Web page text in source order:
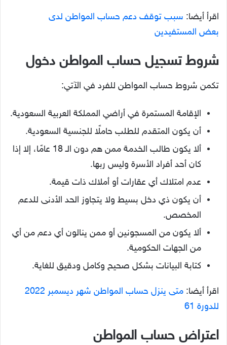
اقرأ أيضا: سبب توقف دعم حساب المواطن لدى
بعض المستفيدين
شروط تسجيل حساب المواطن دخول
تكمن شروط حساب المواطن للفرد في الآتي:
الإقامة المستمرة في أراضي المملكة العربية السعودية.
أن يكون المتقدم للطلب حاملًا للجنسية السعودية.
ألا يكون طالب الخدمة ممن هم دون الـ 18 عامًا، إلا إذا
كان أحد أفراد الأسرة وليس ربها.
عدم امتلاك أي عقارات أو أملاك ذات قيمة.
أن يكون ذي دخل بسيط ولا يتجاوز الحد الأدنى للدعم
المخصص.
ألا يكون من المسجونين أو ممن ينالون أي دعم من أي
من الجهات الحكومية.
كتابة البيانات بشكل صحيح وكامل ودقيق للغاية.
اقرأ أيضا:
متى ينزل حساب المواطن شهر ديسمبر 2022
للدورة 61
اعتراض حساب المواطن